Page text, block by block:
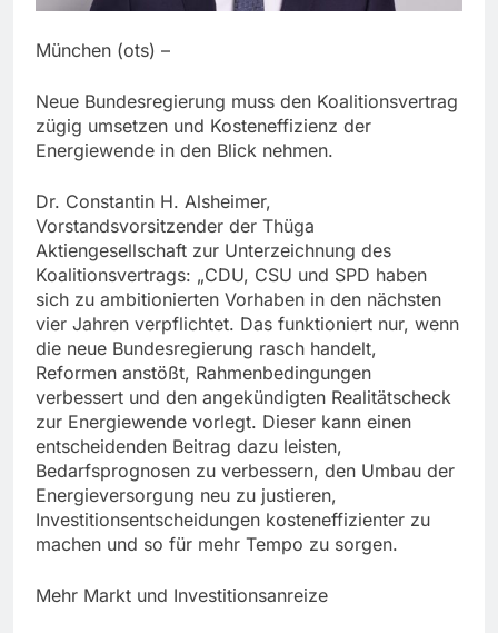
München (ots) –
Neue Bundesregierung muss den Koalitionsvertrag
zügig umsetzen und Kosteneffizienz der
Energiewende in den Blick nehmen.
Dr. Constantin H. Alsheimer,
Vorstandsvorsitzender der Thüga
Aktiengesellschaft zur Unterzeichnung des
Koalitionsvertrags: „CDU, CSU und SPD haben
sich zu ambitionierten Vorhaben in den nächsten
vier Jahren verpflichtet. Das funktioniert nur, wenn
die neue Bundesregierung rasch handelt,
Reformen anstößt, Rahmenbedingungen
verbessert und den angekündigten Realitätscheck
zur Energiewende vorlegt. Dieser kann einen
entscheidenden Beitrag dazu leisten,
Bedarfsprognosen zu verbessern, den Umbau der
Energieversorgung neu zu justieren,
Investitionsentscheidungen kosteneffizienter zu
machen und so für mehr Tempo zu sorgen.
Mehr Markt und Investitionsanreize